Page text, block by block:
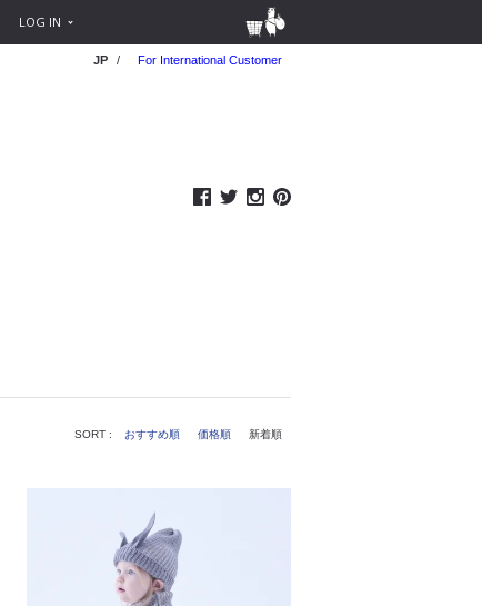
LOG IN
JP / For International Customer
SORT : おすすめ順 価格順 新着順